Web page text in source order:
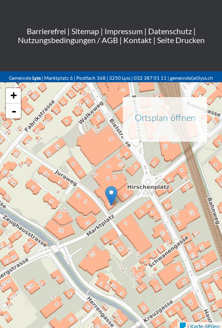
Barrierefrei | Sitemap| Impressum| Datenschutz|
Nutzungsbedingungen / AGB| Kontakt| Seite Drucken
GemeindeLyss| Marktplatz 6 | Postfach 368 | 3250 Lyss | 032 387 01 11 | gemeinde(at)lyss.ch